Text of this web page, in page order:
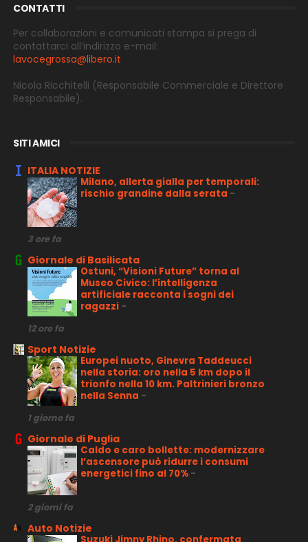
CONTATTI
Per collaborazioni e comunicati stampa si prega di
contattarci all’indirizzo e-mail:
lavocegrossa@libero.it
Nicola Ricchitelli (Responsabile Commerciale e Direttore
Responsabile).
SITI AMICI
ITALIA NOTIZIE
Milano, allerta gialla per temporali:
rischio grandine dalla serata -
3 ore fa
Giornale di Basilicata
Ostuni, “Visioni Future” torna al
Museo Civico: l’intelligenza
artificiale racconta i sogni dei
ragazzi -
12 ore fa
Sport Notizie
Europei nuoto, Ginevra Taddeucci
nella storia: oro nella 5 km dopo il
trionfo nella 10 km. Paltrinieri bronzo
nella Senna -
1 giorno fa
Giornale di Puglia
Caldo e caro bollette: modernizzare
l’ascensore può ridurre i consumi
energetici fino al 70% -
2 giorni fa
Auto Notizie